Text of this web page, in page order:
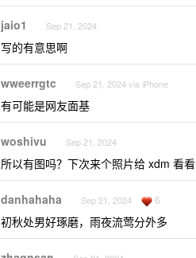
jaio1 Sep 21, 2024
写的有意思啊
wweerrgtc Sep 21, 2024 via iPhone
有可能是网友面基
woshivu Sep 21, 2024
所以有图吗？下次来个照片给 xdm 看看
danhahaha Sep 21, 2024 6
初秋处男好琢磨，雨夜流莺分外多